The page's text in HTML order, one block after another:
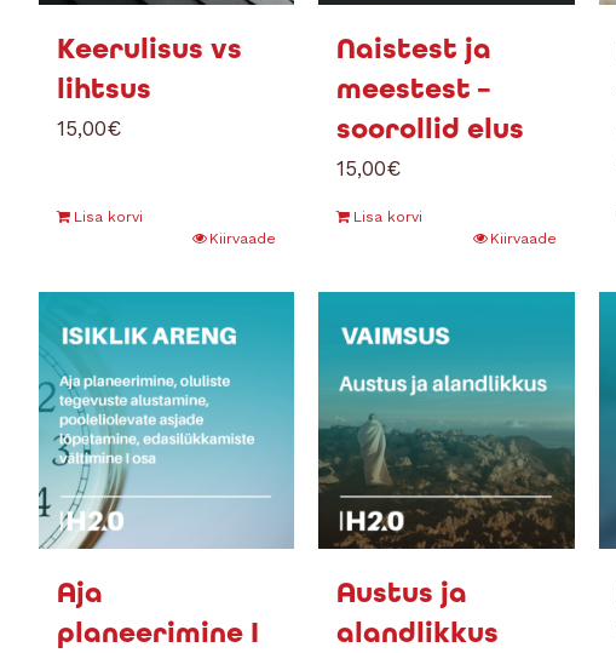
Keerulisus vs
lihtsus
15,00€
Lisa korvi
Kiirvaade
Naistest ja
meestest –
soorollid elus
15,00€
Lisa korvi
Kiirvaade
Aja
planeerimine I
Austus ja
alandlikkus